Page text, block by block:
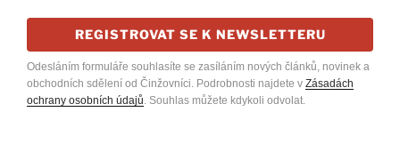
REGISTROVAT SE K NEWSLETTERU
Odesláním formuláře souhlasíte se zasíláním nových článků, novinek a
obchodních sdělení od Činžovníci. Podrobnosti najdete v Zásadách
ochrany osobních údajů . Souhlas můžete kdykoli odvolat.